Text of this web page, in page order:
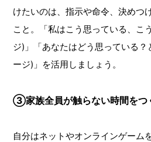
けたいのは、指示や命令、決めつ
こと。「私はこう思っている、こ
ジ)」「あなたはどう思っている
ージ)」を活用しましょう。
③家族全員が触らない時間をつ
自分はネットやオンラインゲーム